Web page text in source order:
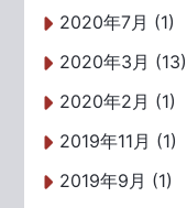
2020年7月 (1)
2020年3月 (13)
2020年2月 (1)
2019年11月 (1)
2019年9月 (1)